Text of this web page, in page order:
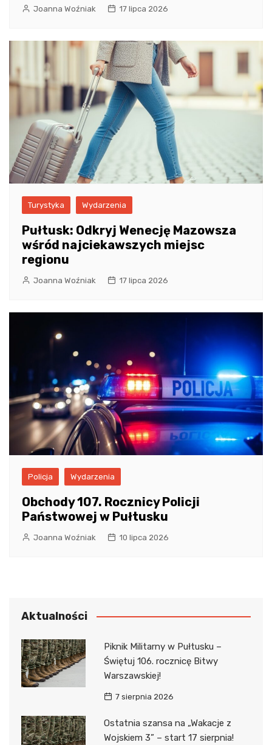
Joanna Woźniak 17 lipca 2026
Turystyka Wydarzenia
Pułtusk: Odkryj Wenecję Mazowsza
wśród najciekawszych miejsc
regionu
Joanna Woźniak 17 lipca 2026
Policja Wydarzenia
Obchody 107. Rocznicy Policji
Państwowej w Pułtusku
Joanna Woźniak 10 lipca 2026
Aktualności
Piknik Militarny w Pułtusku –
Świętuj 106. rocznicę Bitwy
Warszawskiej!
7 sierpnia 2026
Ostatnia szansa na „Wakacje z
Wojskiem 3” – start 17 sierpnia!